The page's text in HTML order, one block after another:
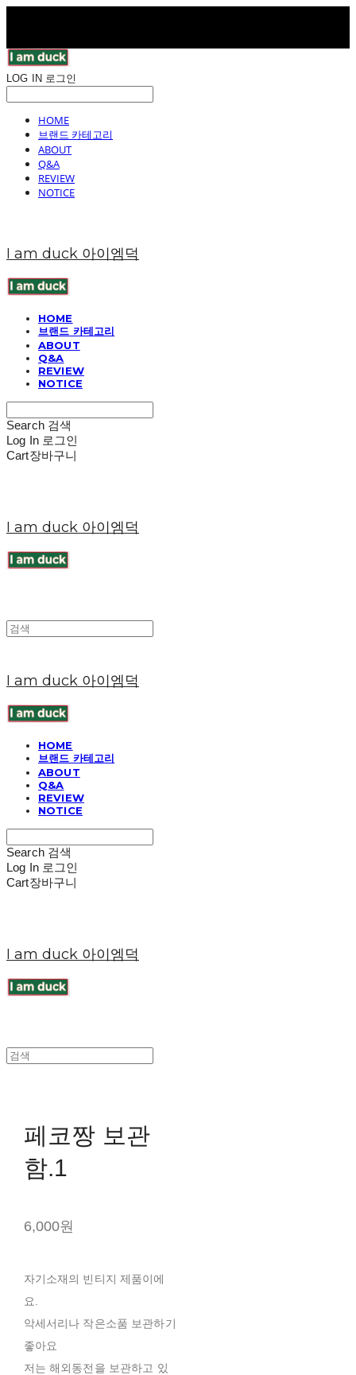
LOG IN 로그인
HOME
브랜드 카테고리
ABOUT
Q&A
REVIEW
NOTICE
I am duck 아이엠덕
HOME
브랜드 카테고리
ABOUT
Q&A
REVIEW
NOTICE
Search 검색
Log In 로그인
Cart장바구니
I am duck 아이엠덕
I am duck 아이엠덕
HOME
브랜드 카테고리
ABOUT
Q&A
REVIEW
NOTICE
Search 검색
Log In 로그인
Cart장바구니
I am duck 아이엠덕
페코짱 보관
함.1
6,000원
자기소재의 빈티지 제품이에
요.
악세서리나 작은소품 보관하기
좋아요
저는 해외동전을 보관하고 있